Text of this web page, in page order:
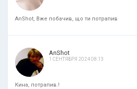
AnShot, Вже побачив, що ти потрапив
AnShot
1 СЕНТЯБРЯ 2024 08:13
Кина, потрапив.!